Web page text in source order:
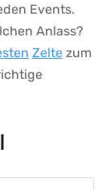
Events.
Anlass?
Zelte ‍zum